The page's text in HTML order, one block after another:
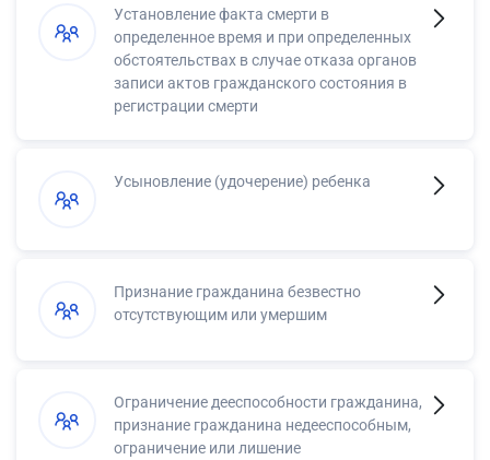
Установление факта смерти в
определенное время и при определенных
обстоятельствах в случае отказа органов
записи актов гражданского состояния в
регистрации смерти
Усыновление (удочерение) ребенка
Признание гражданина безвестно
отсутствующим или умершим
Ограничение дееспособности гражданина,
признание гражданина недееспособным,
ограничение или лишение